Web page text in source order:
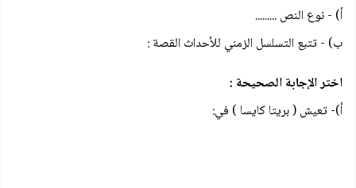
أ) - نوع النص .........
ب) - تتبع التسلسل الزمني للأحداث القصة :
اختر الإجابة الصحيحة :
أ)- تعيش ( بريتا کایسا ) في: